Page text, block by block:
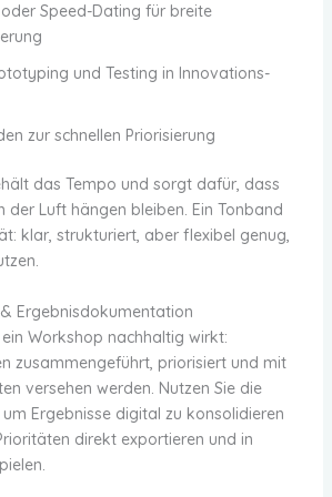
Speed-Dating für breite
und Testing in Innovations-
zur schnellen Priorisierung
das Tempo und sorgt dafür, dass
der Luft hängen bleiben. Ein Tonband
klar, strukturiert, aber flexibel genug,
Ergebnisdokumentation
Workshop nachhaltig wirkt:
zusammengeführt, priorisiert und mit
versehen werden. Nutzen Sie die
um Ergebnisse digital zu konsolidieren
direkt exportieren und in